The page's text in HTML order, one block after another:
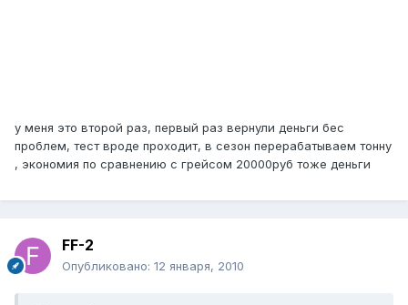
у меня это второй раз, первый раз вернули деньги бес
проблем, тест вроде проходит, в сезон перерабатываем тонну
, экономия по сравнению с грейсом 20000руб тоже деньги
FF-2
Опубликовано: 12 января, 2010